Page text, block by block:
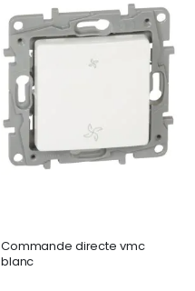
Commande directe vmc
blanc